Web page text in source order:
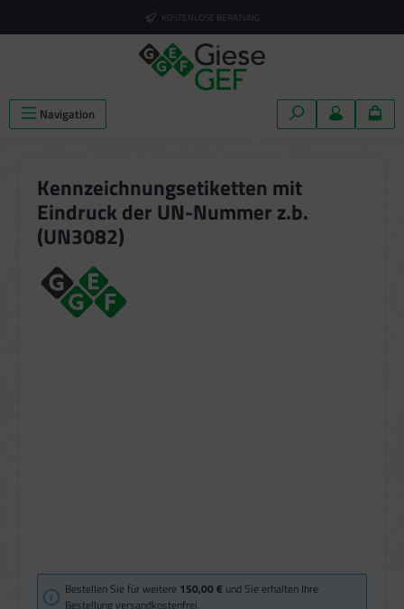
KOSTENLOSE BERATUNG
Navigation
Kennzeichnungsetiketten mit
Eindruck der UN-Nummer z.b.
(UN3082)
Bestellen Sie für weitere 150,00 € und Sie erhalten Ihre
Bestellung versandkostenfrei.